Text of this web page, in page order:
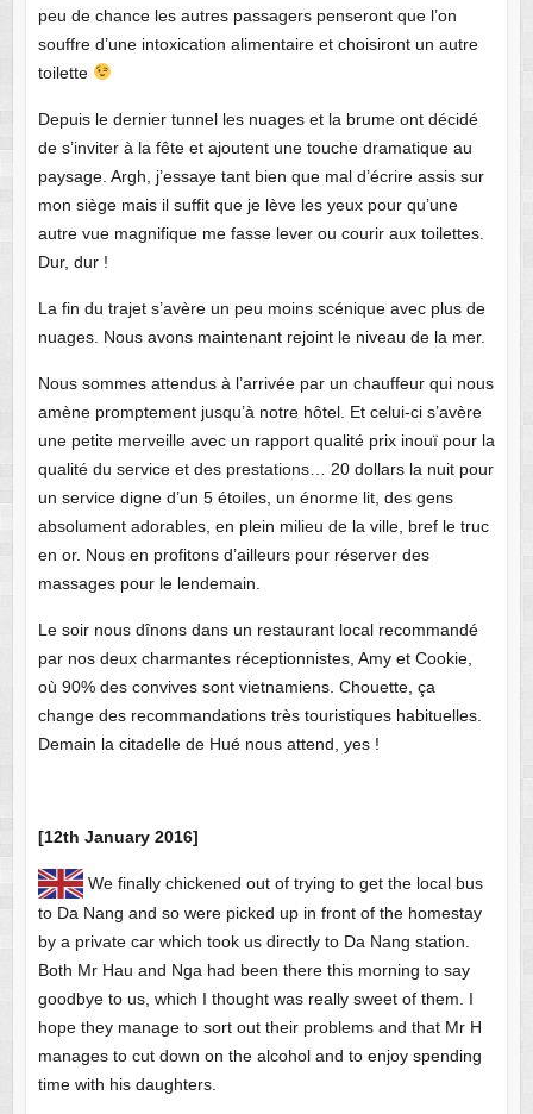
peu de chance les autres passagers penseront que l’on
souffre d’une intoxication alimentaire et choisiront un autre
toilette
Depuis le dernier tunnel les nuages et la brume ont décidé
de s’inviter à la fête et ajoutent une touche dramatique au
paysage. Argh, j’essaye tant bien que mal d’écrire assis sur
mon siège mais il suffit que je lève les yeux pour qu’une
autre vue magnifique me fasse lever ou courir aux toilettes.
Dur, dur !
La fin du trajet s’avère un peu moins scénique avec plus de
nuages. Nous avons maintenant rejoint le niveau de la mer.
Nous sommes attendus à l’arrivée par un chauffeur qui nous
amène promptement jusqu’à notre hôtel. Et celui-ci s’avère
une petite merveille avec un rapport qualité prix inouï pour la
qualité du service et des prestations… 20 dollars la nuit pour
un service digne d’un 5 étoiles, un énorme lit, des gens
absolument adorables, en plein milieu de la ville, bref le truc
en or. Nous en profitons d’ailleurs pour réserver des
massages pour le lendemain.
Le soir nous dînons dans un restaurant local recommandé
par nos deux charmantes réceptionnistes, Amy et Cookie,
où 90% des convives sont vietnamiens. Chouette, ça
change des recommandations très touristiques habituelles.
Demain la citadelle de Hué nous attend, yes !
[12th January 2016]
We finally chickened out of trying to get the local bus
to Da Nang and so were picked up in front of the homestay
by a private car which took us directly to Da Nang station.
Both Mr Hau and Nga had been there this morning to say
goodbye to us, which I thought was really sweet of them. I
hope they manage to sort out their problems and that Mr H
manages to cut down on the alcohol and to enjoy spending
time with his daughters.